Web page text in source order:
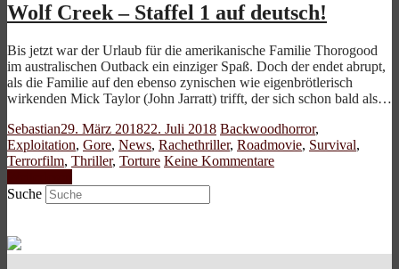
Wolf Creek – Staffel 1 auf deutsch!
Bis jetzt war der Urlaub für die amerikanische Familie Thorogood
im australischen Outback ein einziger Spaß. Doch der endet abrupt,
als die Familie auf den ebenso zynischen wie eigenbrötlerisch
wirkenden Mick Taylor (John Jarratt) trifft, der sich schon bald als…
Sebastian29. März 201822. Juli 2018 Backwoodhorror,
Exploitation, Gore, News, Rachethriller, Roadmovie, Survival,
Terrorfilm, Thriller, Torture Keine Kommentare
Suche